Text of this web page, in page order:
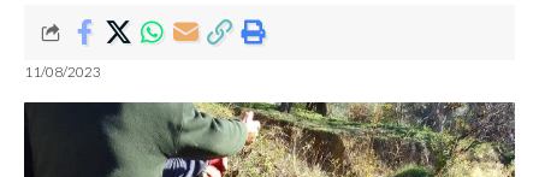
11/08/2023